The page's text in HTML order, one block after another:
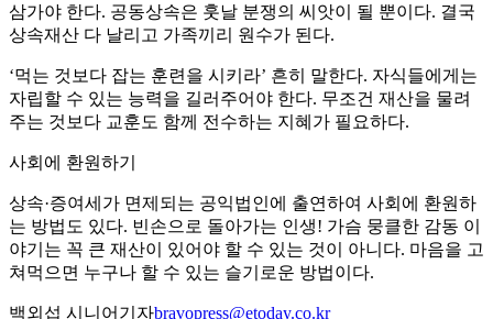
삼가야 한다. 공동상속은 훗날 분쟁의 씨앗이 될 뿐이다. 결국
상속재산 다 날리고 가족끼리 원수가 된다.
‘먹는 것보다 잡는 훈련을 시키라’ 흔히 말한다. 자식들에게는
자립할 수 있는 능력을 길러주어야 한다. 무조건 재산을 물려
주는 것보다 교훈도 함께 전수하는 지혜가 필요하다.
사회에 환원하기
상속·증여세가 면제되는 공익법인에 출연하여 사회에 환원하
는 방법도 있다. 빈손으로 돌아가는 인생! 가슴 뭉클한 감동 이
야기는 꼭 큰 재산이 있어야 할 수 있는 것이 아니다. 마음을 고
쳐먹으면 누구나 할 수 있는 슬기로운 방법이다.
백외섭 시니어기자bravopress@etoday.co.kr